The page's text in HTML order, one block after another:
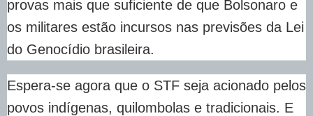
provas mais que suficiente de que Bolsonaro e
os militares estão incursos nas previsões da Lei
do Genocídio brasileira.
Espera-se agora que o STF seja acionado pelos
povos indígenas, quilombolas e tradicionais. E